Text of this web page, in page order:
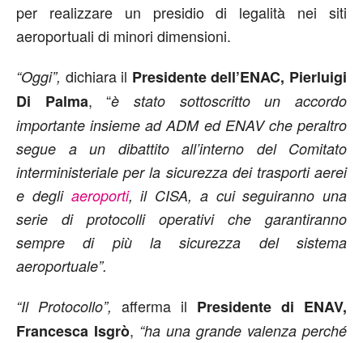
per realizzare un presidio di legalità nei siti
aeroportuali di minori dimensioni.
“Oggi”, dichiara il Presidente dell’ENAC, Pierluigi
Di Palma, “è stato sottoscritto un accordo
importante insieme ad ADM ed ENAV che peraltro
segue a un dibattito all’interno del Comitato
interministeriale per la sicurezza dei trasporti aerei
e degli aeroporti, il CISA, a cui seguiranno una
serie di protocolli operativi che garantiranno
sempre di più la sicurezza del sistema
aeroportuale”.
“Il Protocollo”, afferma il Presidente di ENAV,
Francesca Isgrò, “ha una grande valenza perché